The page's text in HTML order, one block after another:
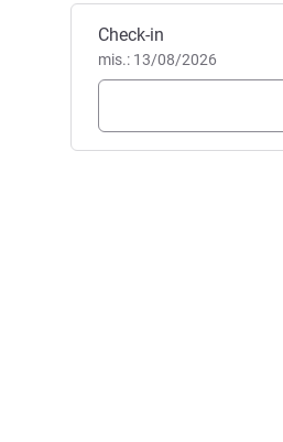
Pesan hotel ini
Check-in
mis.: 13/08/2026